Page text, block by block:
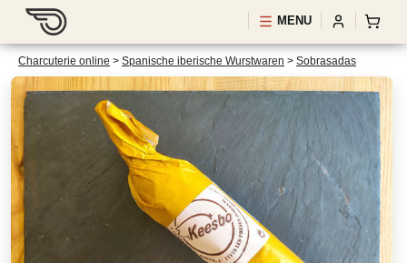
MENU
Charcuterie online > Spanische iberische Wurstwaren > Sobrasadas